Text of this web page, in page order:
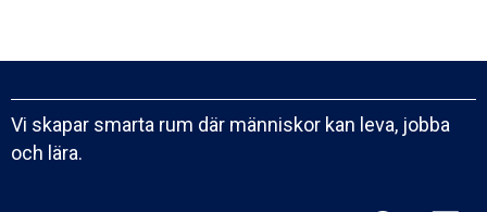
Vi skapar smarta rum där människor kan leva, jobba
och lära.